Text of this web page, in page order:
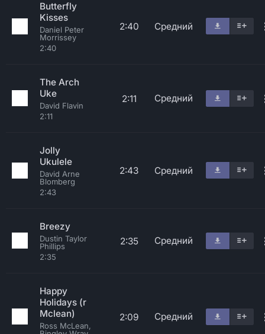
Butterfly
Kisses
Daniel Peter
Morrissey
2:40
2:40 Средний
The Arch
Uke
David Flavin
2:11
2:11 Средний
Jolly
Ukulele
David Arne
Blomberg
2:43
2:43 Средний
Breezy
Dustin Taylor
Phillips
2:35
2:35 Средний
Happy
Holidays (r
Mclean)
Ross McLean,
2:09 Средний